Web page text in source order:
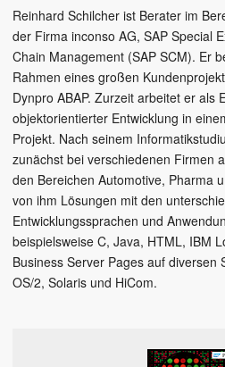
Reinhard Schilcher ist Berater im
der Firma inconso AG, SAP Special
Chain Management (SAP SCM). Er
Rahmen eines großen
Dynpro ABAP. Zurzeit arbeitet er als
objektorientierter Entwicklung in
Projekt. Nach seinem
zunächst bei verschiedenen Firmen
den Bereichen Automotive, Pharma
von ihm Lösungen mit den
Entwicklungssprachen und
beispielsweise C, Java, HTML, IBM
Business Server Pages auf diversen
OS/2, Solaris und HiCom.